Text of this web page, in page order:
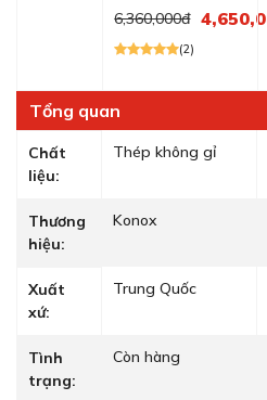
6,360,000đ
(2)
Tổng quan
Chất
liệu:
Thép không gỉ
Thương
hiệu:
Konox
Xuất
xứ:
Trung Quốc
Tình
trạng:
Còn hàng